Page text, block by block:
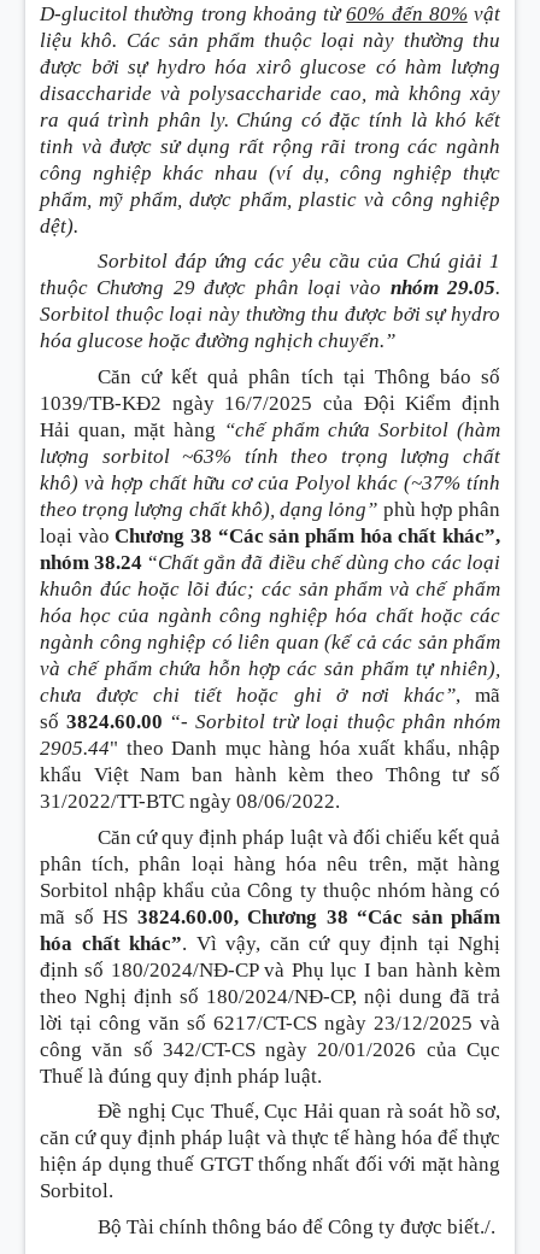
D-glucitol thường trong khoảng từ60% đến 80%vật
liệu khô. Các sản phẩm thuộc loại này thường thu
được bởi sự hydro hóa xirô glucose có hàm lượng
disaccharide và polysaccharide cao, mà không xảy
ra quá trình phân ly. Chúng có đặc tính là khó kết
tinh và được sử dụng rất rộng rãi trong các ngành
công nghiệp khác nhau (ví dụ, công nghiệp thực
phẩm, mỹ phẩm, dược phẩm, plastic và công nghiệp
dệt).
Sorbitol đáp ứng các yêu cầu của Chú giải 1
thuộc Chương 29 được phân loại vào nhóm 29.05.
Sorbitol thuộc loại này thường thu được bởi sự hydro
hóa glucose hoặc đường nghịch chuyển.”
Căn cứ kết quả phân tích tại Thông báo số
1039/TB-KĐ2 ngày 16/7/2025 của Đội Kiểm định
Hải quan, mặt hàng “chế phẩm chứa Sorbitol (hàm
lượng sorbitol ~63% tính theo trọng lượng chất
khô) và hợp chất hữu cơ của Polyol khác (~37% tính
theo trọng lượng chất khô), dạng lỏng” phù hợp phân
loại vàoChương 38 “Các sản phẩm hóa chất khác”,
nhóm 38.24 “Chất gắn đã điều chế dùng cho các loại
khuôn đúc hoặc lõi đúc; các sản phẩm và chế phẩm
hóa học của ngành công nghiệp hóa chất hoặc các
ngành công nghiệp có liên quan (kể cả các sản phẩm
và chế phẩm chứa hỗn hợp các sản phẩm tự nhiên),
chưa được chi tiết hoặc ghi ở nơi khác”, mã
số3824.60.00 “- Sorbitol trừ loại thuộc phân nhóm
2905.44" theo Danh mục hàng hóa xuất khẩu, nhập
khẩu Việt Nam ban hành kèm theo Thông tư số
31/2022/TT-BTC ngày 08/06/2022.
Căn cứ quy định pháp luật và đối chiếu kết quả
phân tích, phân loại hàng hóa nêu trên, mặt hàng
Sorbitol nhập khẩu của Công ty thuộc nhóm hàng có
mã số HS 3824.60.00, Chương 38 “Các sản phẩm
hóa chất khác”. Vì vậy, căn cứ quy định tại Nghị
định số 180/2024/NĐ-CP và Phụ lục I ban hành kèm
theo Nghị định số 180/2024/NĐ-CP, nội dung đã trả
lời tại công văn số 6217/CT-CS ngày 23/12/2025 và
công văn số 342/CT-CS ngày 20/01/2026 của Cục
Thuế là đúng quy định pháp luật.
Đề nghị Cục Thuế, Cục Hải quan rà soát hồ sơ,
căn cứ quy định pháp luật và thực tế hàng hóa để thực
hiện áp dụng thuế GTGT thống nhất đối với mặt hàng
Sorbitol.
Bộ Tài chính thông báo để Công ty được biết./.